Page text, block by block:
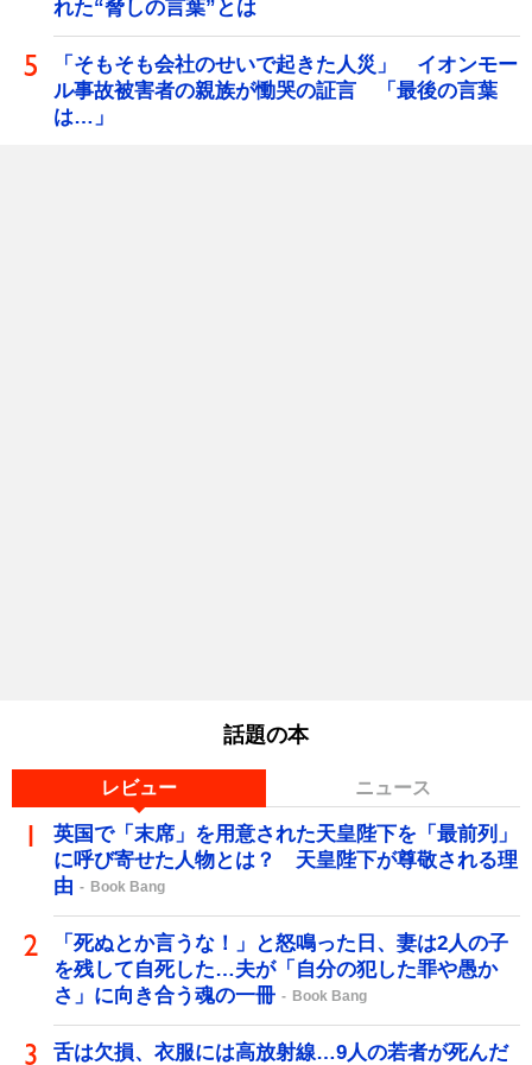
れた“脅しの言葉”とは
「そもそも会社のせいで起きた人災」 イオンモー
ル事故被害者の親族が慟哭の証言 「最後の言葉
は…」
話題の本
レビュー ニュース
英国で「末席」を用意された天皇陛下を「最前列」
に呼び寄せた人物とは？ 天皇陛下が尊敬される理
由
Book Bang
「死ぬとか言うな！」と怒鳴った日、妻は2人の子
を残して自死した…夫が「自分の犯した罪や愚か
さ」に向き合う魂の一冊
Book Bang
舌は欠損、衣服には高放射線…9人の若者が死んだ